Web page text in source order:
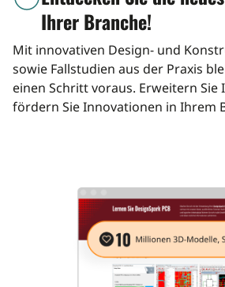
Ihrer Branche!
Mit innovativen Design- und
sowie Fallstudien aus der Praxis
einen Schritt voraus. Erweitern Sie
fördern Sie Innovationen in Ihrem